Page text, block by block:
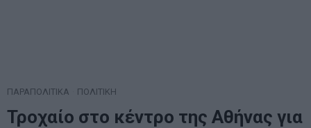
ΠΑΡΑΠΟΛΙΤΙΚΑ ΠΟΛΙΤΙΚΗ
Τροχαίο στο κέντρο της Αθήνας για